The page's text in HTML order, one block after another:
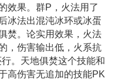
效果。群P，火法用了
冰法出混沌冰环或冰蛋
焚。论实用效果，火法
，伤害输出低，火系抗
。天地俱焚这个技能和
高伤害无追加的技能PK